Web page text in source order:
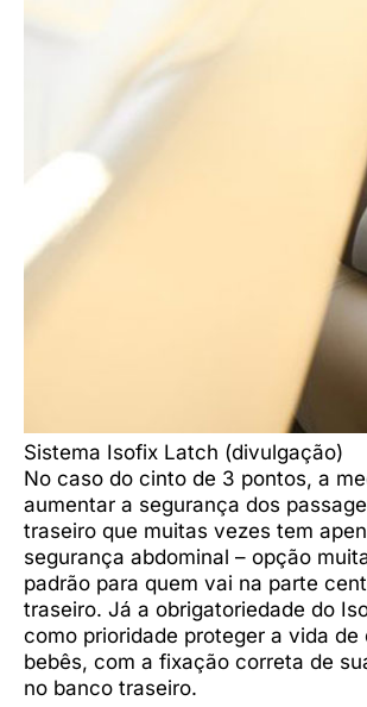
Sistema Isofix Latch (divulgação)
No caso do cinto de 3 pontos, a
aumentar a segurança dos
traseiro que muitas vezes tem
segurança abdominal – opção
padrão para quem vai na parte
traseiro. Já a obrigatoriedade do
como prioridade proteger a vida de
bebês, com a fixação correta de
no banco traseiro.